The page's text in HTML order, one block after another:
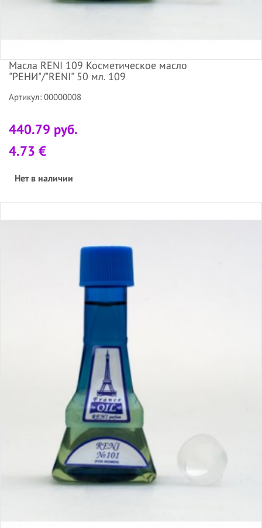
Масла RENI 109 Косметическое масло
"РЕНИ"/"RENI" 50 мл. 109
Артикул: 00000008
440.79 руб.
4.73 €
Нет в наличии